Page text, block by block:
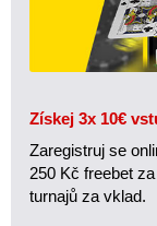
Získej 3x 10€
Zaregistruj se
250 Kč freebet
turnajů za vklad.